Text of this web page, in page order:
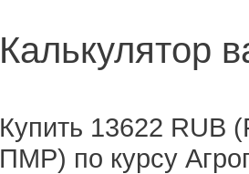
Калькулятор
Купить 13622 RUB
ПМР) по курсу